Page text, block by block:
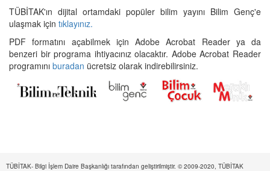
TÜBİTAK'ın dijital ortamdaki popüler bilim yayını Bilim Genç'e
ulaşmak için tıklayınız.
PDF formatını açabilmek için Adobe Acrobat Reader ya da
benzeri bir programa ihtiyacınız olacaktır. Adobe Acrobat Reader
programını buradan ücretsiz olarak indirebilirsiniz.
TÜBİTAK- Bilgi İşlem Daire Başkanlığı tarafından geliştirilmiştir. © 2009-2020, TÜBİTAK